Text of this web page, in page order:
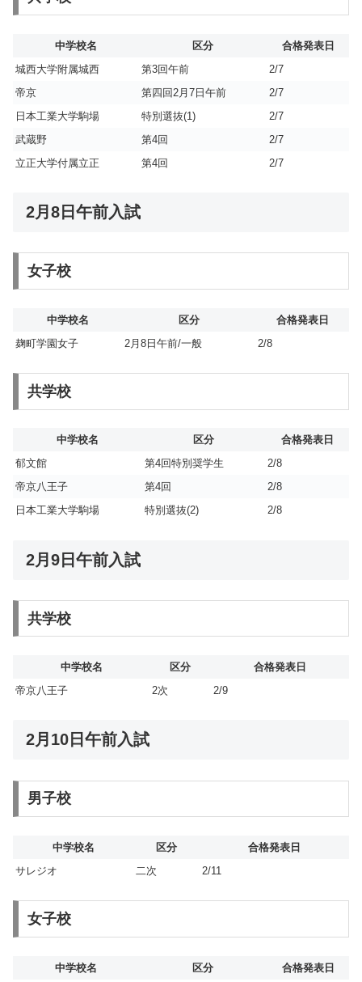
中学校名 区分
合格発表日
城西大学附属城西
第3回午前
2/7
帝京
第四回2月7日午前
2/7
日本工業大学駒場
特別選抜(1)
2/7
武蔵野
第4回
2/7
立正大学付属立正
第4回 2/7
2月8日午前入試
女子校
中学校名 区分
合格発表日
麹町学園女子
2月8日午前/一般 2/8
共学校
中学校名 区分
合格発表日
郁文館
第4回特別奨学生
2/8
帝京八王子
第4回
2/8
日本工業大学駒場
特別選抜(2) 2/8
2月9日午前入試
共学校
中学校名 区分
合格発表日
帝京八王子
2次 2/9
2月10日午前入試
男子校
中学校名 区分
合格発表日
サレジオ
二次 2/11
女子校
中学校名 区分 合格発表日